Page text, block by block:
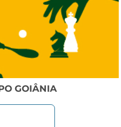
GOIÂNIA